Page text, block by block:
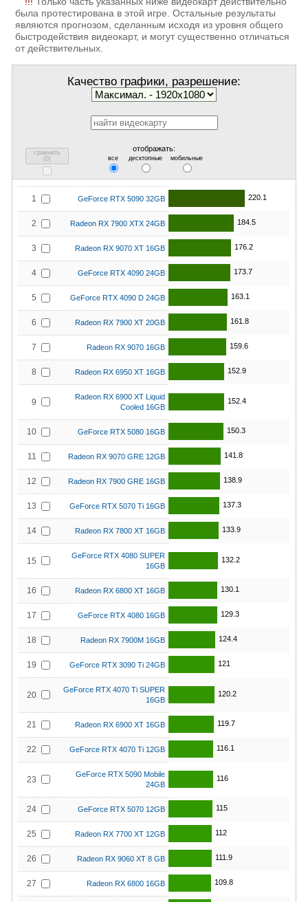
была протестирована в этой игре. Остальные результаты
являются прогнозом, сделанным исходя из уровня общего
быстродействия видеокарт, и могут существенно отличаться
от действительных.
Качество графики, разрешение:
сравнить
(0)
отображать:
все десктопные мобильные
1 GeForce RTX 5090 32GB 220.1
2 Radeon RX 7900 XTX 24GB 184.5
3 Radeon RX 9070 XT 16GB 176.2
4 GeForce RTX 4090 24GB 173.7
5 GeForce RTX 4090 D 24GB 163.1
6 Radeon RX 7900 XT 20GB 161.8
7 Radeon RX 9070 16GB 159.6
8 Radeon RX 6950 XT 16GB 152.9
9
Radeon RX 6900 XT Liquid
Cooled 16GB
152.4
10 GeForce RTX 5080 16GB 150.3
11 Radeon RX 9070 GRE 12GB 141.8
12 Radeon RX 7900 GRE 16GB 138.9
13 GeForce RTX 5070 Ti 16GB 137.3
14 Radeon RX 7800 XT 16GB 133.9
15
GeForce RTX 4080 SUPER
16GB
132.2
16 Radeon RX 6800 XT 16GB 130.1
17 GeForce RTX 4080 16GB 129.3
18 Radeon RX 7900M 16GB 124.4
19 GeForce RTX 3090 Ti 24GB 121
20
GeForce RTX 4070 Ti SUPER
16GB
120.2
21 Radeon RX 6900 XT 16GB 119.7
22 GeForce RTX 4070 Ti 12GB 116.1
23
GeForce RTX 5090 Mobile
24GB
116
24 GeForce RTX 5070 12GB 115
25 Radeon RX 7700 XT 12GB 112
26 Radeon RX 9060 XT 8 GB 111.9
27 Radeon RX 6800 16GB 109.8